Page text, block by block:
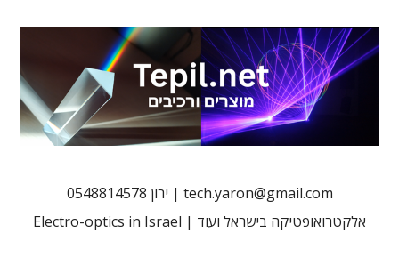
0548814578 ירון | tech.yaron@gmail.com
Electro-optics in Israel | אלקטרואופטיקה בישראל ועוד